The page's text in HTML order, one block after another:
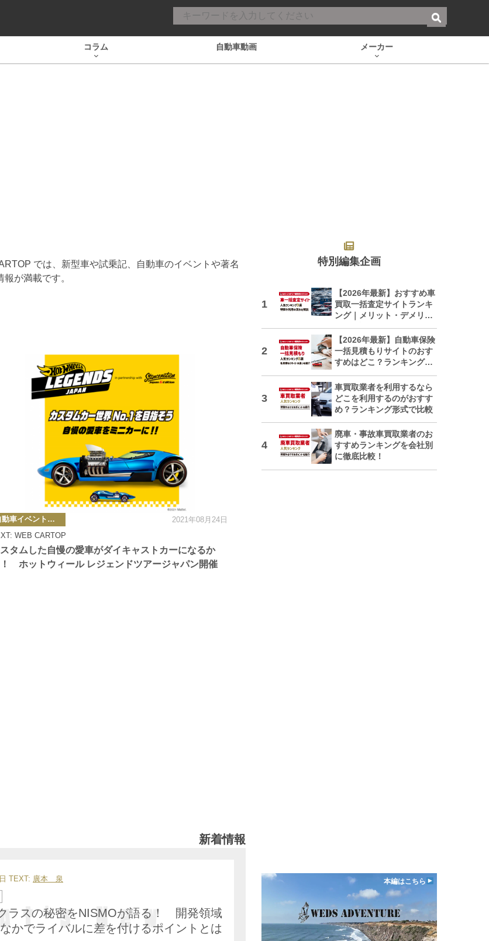
コラム 自動車動画 メーカー
では、新型車や試乗記、自動車のイベントや著名
が満載です。
タムした自慢の愛車がダイキャストカーになるか
！ ホットウィール レジェンドツアージャパン開催
WEB CARTOP
自動車イベント・カーイベント 2021年08月24日
新着情報
TEXT: 廣本 泉
ラスの秘密をNISMOが語る！ 開発領域
かでライバルに差を付けるポイントとは
特別編集企画
【2026年最新】おすすめ車
買取一括査定サイトランキ
ング｜メリット・デメリッ
トも解説
【2026年最新】自動車保険
一括見積もりサイトのおす
すめはどこ？ランキングで
車買取業者を利用するなら
どこを利用するのがおすす
め？ランキング形式で比較
廃車・事故車買取業者のお
すすめランキングを会社別
に徹底比較！
本編はこちら